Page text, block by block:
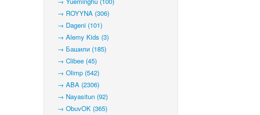
→ ROYYNA (306)
→ Dageni (101)
→ Alemy Kids (3)
→ Башили (185)
→ Clibee (45)
→ Olimp (542)
→ ABA (2306)
→ Nayasitun (92)
→ ObuvOK (365)